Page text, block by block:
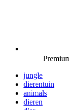
jungle
dierentuin
animals
dieren